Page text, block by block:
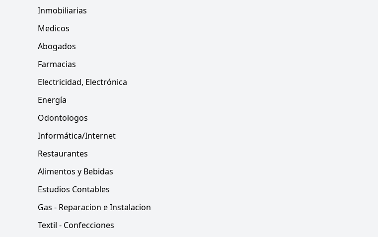
Inmobiliarias
Medicos
Abogados
Farmacias
Electricidad, Electrónica
Energía
Odontologos
Informática/Internet
Restaurantes
Alimentos y Bebidas
Estudios Contables
Gas - Reparacion e Instalacion
Textil - Confecciones